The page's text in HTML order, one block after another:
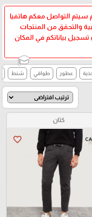
🎓
سيتم التواصل معكم هاتفيا
والتحقق من المنتجات
تسجيل بياناتكم في المكان
عطور طواقي شنط
كتان
favorite_border